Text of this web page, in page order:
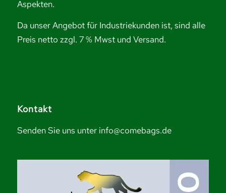
Aspekten.
Da unser Angebot für Industriekunden ist, sind alle
Preis netto zzgl. 7 % Mwst und Versand.
Kontakt
Senden Sie uns unter info@comebags.de